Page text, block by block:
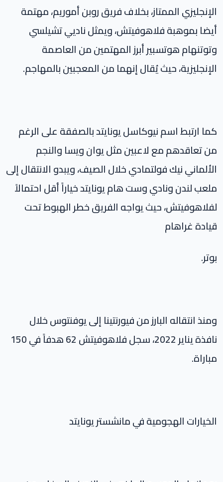
الإنجليزي الممتاز، بخلاف فريق روبن أموريم، مهتمة
أيضا بموهبة فلاهوفيتش، ويمثل ناديي تشيلسي
وتوتنهام هوتسبير أبرز المهتمين من العاصمة
الإنجليزية، حيث يُقال إنهما من المعجبين بالمهاجم.
كما ارتبط اسم نيوكاسل يونايتد بالصفقة على الرغم
من تعاقدهم مع لاعبين مثل يوان ويسا والنجم
الألماني نيك فولتمادي خلال الصيف، ويبدو الانتقال إلى
ملعب لندن ونادي وست هام يونايتد خياراً أقل احتمالاً
لفلاهوفيتش، حيث يواجه الفريق خطر الهبوط تحت
قيادة غراهام
بوتر.
ومنذ انتقاله البارز من فيورنتينا إلى يوفنتوس خلال
نافذة يناير 2022، سجل فلاهوفيتش 62 هدفاً في 150
مباراة.
الخيارات الهجومية في مانشستر يونايتد